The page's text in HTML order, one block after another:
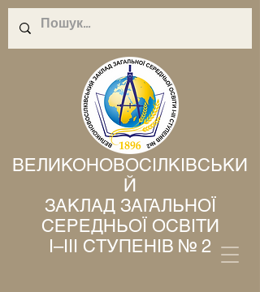
ВЕЛИКОНОВОСІЛКІВСЬКИ
Й
ЗАКЛАД ЗАГАЛЬНОЇ
СЕРЕДНЬОЇ ОСВІТИ
І–ІІІ СТУПЕНІВ № 2